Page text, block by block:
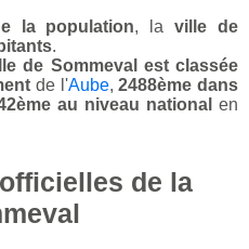
la population, laville de
.
de Sommeval est classée
de l'Aube,2488ème dans
au niveau national en
de la